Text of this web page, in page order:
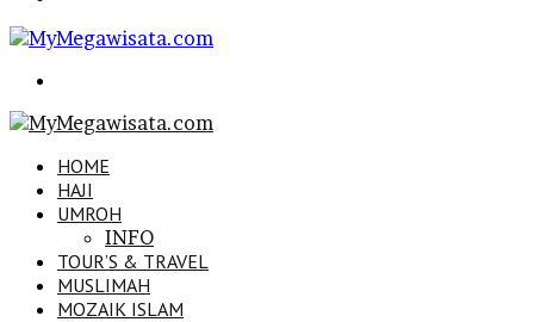
HOME
HAJI
UMROH
INFO
TOUR’S & TRAVEL
MUSLIMAH
MOZAIK ISLAM